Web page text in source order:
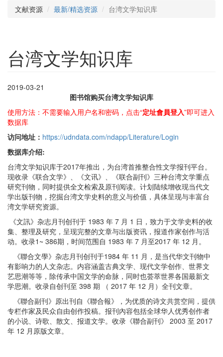
文献资源 最新/精选资源 台湾文学知识库
台湾文学知识库
2019-03-21
图书馆购买台湾文学知识库
使用方法：不需要输入用户名和密码，点击“定址會員登入”即可进入
数据库
访问地址： https://udndata.com/ndapp/Literature/Login
数据库介绍:
台湾文学知识库于2017年推出，为台湾首推整合性文学报刊平台。
现收录《联合文学》、《文讯》、《联合副刊》三种台湾文学重点
研究刊物，同时提供全文检索及原刊阅读。计划陆续增收现当代文
学出版刊物，挖掘台湾文学史料的意义与价值，具体呈现与丰富台
湾文学研究资源。
《文訊》杂志月刊创刊于 1983 年 7 月 1 日，致力于文学史料的收
集、整理及研究，呈现完整的文章与出版资讯，报道作家创作与活
动。收录1~ 386期，时间范围自 1983 年 7 月至2017 年 12 月。
《聯合文學》杂志月刊创刊于1984 年 11 月，是当代华文刊物中
有影响力的人文杂志。内容涵盖古典文学、现代文学创作、世界文
艺思潮等等，除传承中国文学的命脉，同时也荟萃世界各国最新文
学思潮。收录自创刊至 398 期 （ 2017 年 12 月）全刊文章。
《聯合副刊》原出刊自《聯合報》，为优质的诗文共赏空间，提供
专栏作家及民众自由创作投稿。报刊內容包括全球华人优秀创作者
的小说、诗歌、散文、报道文学。收录《聯合副刊》 2003 至 2017
年 12 月原版文章。